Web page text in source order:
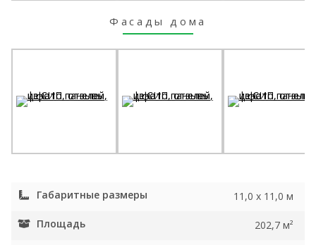
Фасады дома
Габаритные размеры 11,0 х 11,0 м
Площадь 202,7 м²